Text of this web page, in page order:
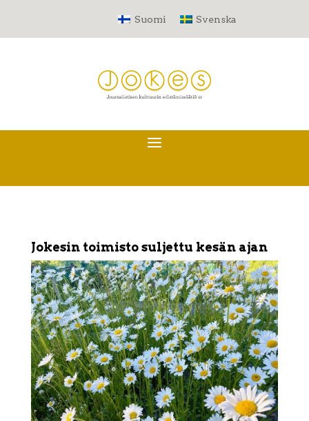
Suomi Svenska
Jokesin toimisto suljettu kesän ajan